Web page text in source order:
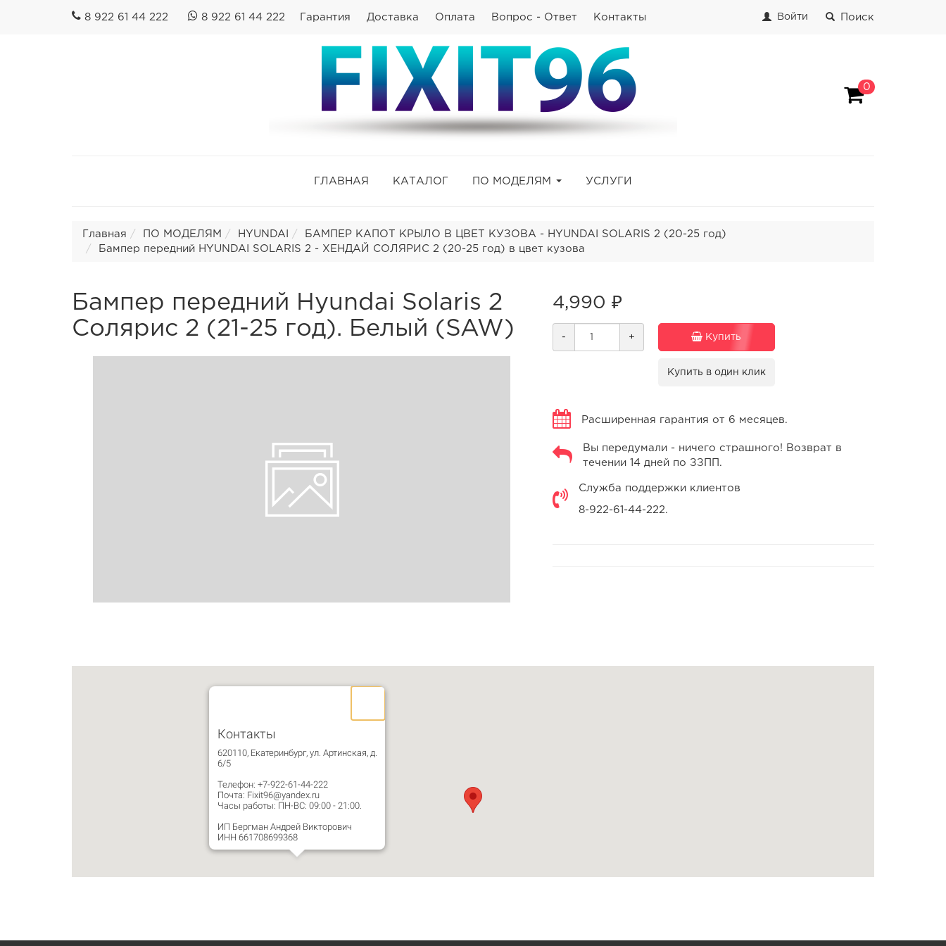
8 922 61 44 222 8 922 61 44 222 Гарантия Доставка Оплата Вопрос - Ответ Контакты Войти Поиск
0
ГЛАВНАЯ КАТАЛОГ ПО МОДЕЛЯМ УСЛУГИ
Главная ПО МОДЕЛЯМ HYUNDAI
БАМПЕР КАПОТ КРЫЛО В ЦВЕТ КУЗОВА - HYUNDAI SOLARIS 2 (20-25 год)
Бампер передний HYUNDAI SOLARIS 2 - ХЕНДАЙ СОЛЯРИС 2 (20-25 год) в цвет кузова
Бампер передний Hyundai Solaris 2
Солярис 2 (21-25 год). Белый (SAW)
4,990 ₽
- + Купить
Купить в один клик
Расширенная гарантия от 6 месяцев.
Вы передумали - ничего страшного! Возврат в
течении 14 дней по ЗЗПП.
Служба поддержки клиентов
8-922-61-44-222.
Контакты
620110, Екатеринбург, ул. Артинская, д.
6/5
Телефон: +7-922-61-44-222
Почта: Fixit96@yandex.ru
Часы работы: ПН-ВС: 09:00 - 21:00.
ИП Бергман Андрей Викторович
ИНН 661708699368